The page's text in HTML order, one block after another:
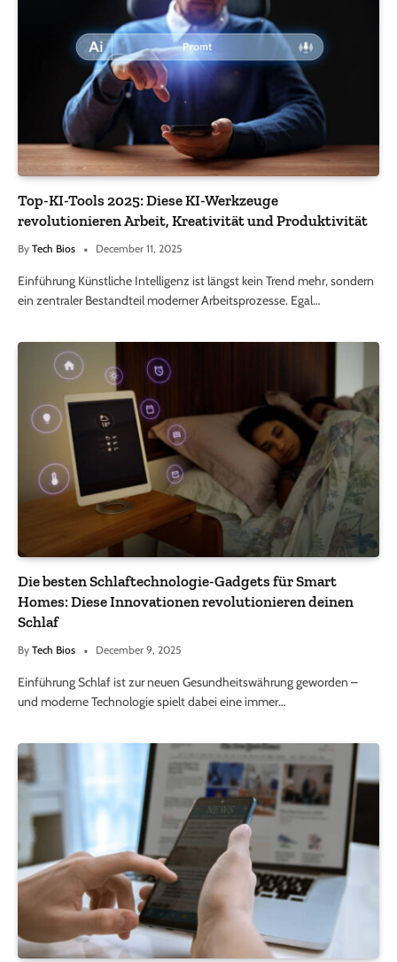
Top-KI-Tools 2025: Diese KI-Werkzeuge
revolutionieren Arbeit, Kreativität und Produktivität
By Tech Bios December 11, 2025
Einführung Künstliche Intelligenz ist längst kein Trend mehr, sondern
ein zentraler Bestandteil moderner Arbeitsprozesse. Egal…
Die besten Schlaftechnologie-Gadgets für Smart
Homes: Diese Innovationen revolutionieren deinen
Schlaf
By Tech Bios December 9, 2025
Einführung Schlaf ist zur neuen Gesundheitswährung geworden –
und moderne Technologie spielt dabei eine immer…